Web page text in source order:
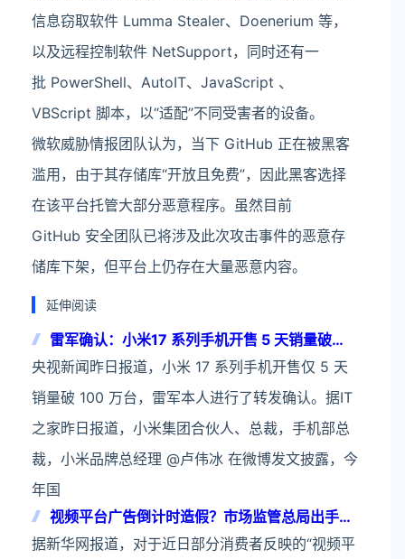
信息窃取软件 Lumma Stealer、Doenerium 等，
以及远程控制软件 NetSupport，同时还有一
批 PowerShell、AutoIT、JavaScript 、
VBScript 脚本，以“适配”不同受害者的设备。
微软威胁情报团队认为，当下 GitHub 正在被黑客
滥用，由于其存储库“开放且免费”，因此黑客选择
在该平台托管大部分恶意程序。虽然目前
GitHub 安全团队已将涉及此次攻击事件的恶意存
储库下架，但平台上仍存在大量恶意内容。
延伸阅读
雷军确认：小米17 系列手机开售 5 天销量破
100 万台
央视新闻昨日报道，小米 17 系列手机开售仅 5 天
销量破 100 万台，雷军本人进行了转发确认。据IT
之家昨日报道，小米集团合伙人、总裁，手机部总
裁，小米品牌总经理 @卢伟冰 在微博发文披露，今
年国
视频平台广告倒计时造假？市场监管总局出手
了！
据新华网报道，对于近日部分消费者反映的“视频平